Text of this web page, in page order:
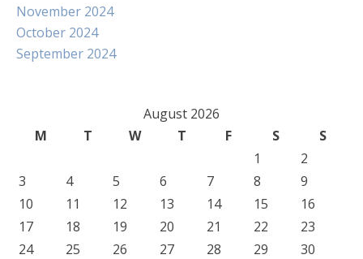
November 2024
October 2024
September 2024
August 2026
M
T W T F S
S
1
2
3
4 5 6 7 8
9
10
11 12 13 14 15
16
17
18 19 20 21 22
23
24
25 26 27 28 29
30